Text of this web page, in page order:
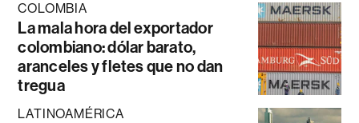
COLOMBIA
La mala hora del exportador
colombiano: dólar barato,
aranceles y fletes que no dan
tregua
LATINOAMÉRICA